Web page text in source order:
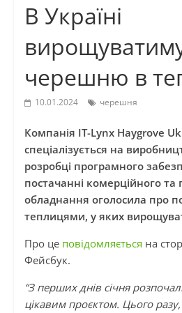
В Україні
черешню в
10.01.2024 черешня
Компанія IT-Lynx Haygrove
спеціалізується на
розробці програмного
постачанні комерційного та
обладнання оголосила про
теплицями, у яких
Про це повідомляється на
Фейсбук.
“З перших днів січня
цікавим проєктом. Цього